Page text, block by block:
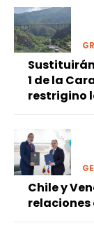
1 de la
restrigino
Chile y
relaciones